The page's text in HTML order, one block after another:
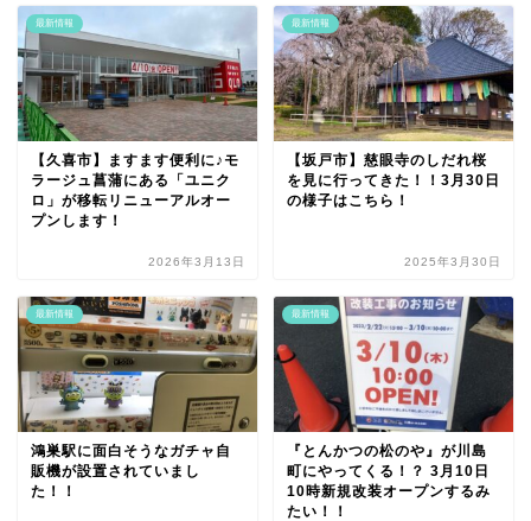
最新情報
【久喜市】ますます便利に♪モ
ラージュ菖蒲にある「ユニク
ロ」が移転リニューアルオー
プンします！
2026年3月13日
最新情報
【坂戸市】慈眼寺のしだれ桜
を見に行ってきた！！3月30日
の様子はこちら！
2025年3月30日
最新情報
鴻巣駅に面白そうなガチャ自
販機が設置されていまし
た！！
最新情報
『とんかつの松のや』が川島
町にやってくる！？ 3月10日
10時新規改装オープンするみ
たい！！